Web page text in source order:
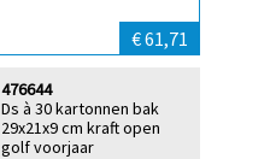
€ 61,71
Ds à 30 kartonnen bak
29x21x9 cm kraft open
golf voorjaar
476644